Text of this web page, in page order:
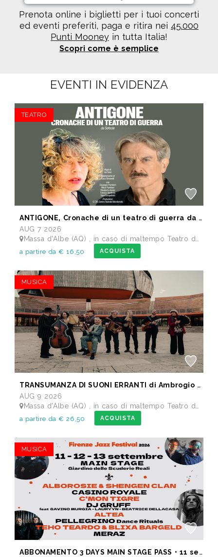
Prenota online i biglietti per i tuoi concerti
ed eventi preferiti, paga e ritira nei 45.000
Punti Mooney in tutta Italia!
Scopri come è semplice
EVENTI IN EVIDENZA
TEATRO
ANTIGONE, Cronache di un teatro di guerra da Sofocle
AUG 7 2026
Massa d'Albe (AQ) , in caso di maltempo Teatro dei Marsi Avezzano AQ - Anfiteatro Romano di Alba Fucens
a partire da € 16,50 ACQUISTA
MUSICA
TRANSUMANZA DI SUONI ERRANTI di Ambrogio Sparagna
AUG 9 2026
Massa d'Albe (AQ) , in caso di maltempo Teatro dei Marsi Avezzano AQ - Anfiteatro Romano di Alba Fucens
a partire da € 26,50 ACQUISTA
MUSICA
ABBONAMENTO 3 DAYS MAIN STAGE PASS • 11 settembre: Alborosie & Shengen Clan, DJ Gruff feat Gavino Murgia - Lauryyn - Beatrice Dellacasa, after party Dj Gruff • 12 settembre: Altea, Pellegrino, Casino Royale • 13 settembre: Meraz, Teho Teardo & Blixa Bargeld, C'Mon Tigre